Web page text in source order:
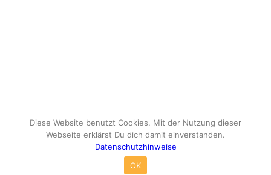
© Copyright - travelox.de - Sebastian Tuke
Datenschutzhinweise
Diese Website benutzt Cookies. Mit der Nutzung dieser
Webseite erklärst Du dich damit einverstanden.
Datenschutzhinweise
OK